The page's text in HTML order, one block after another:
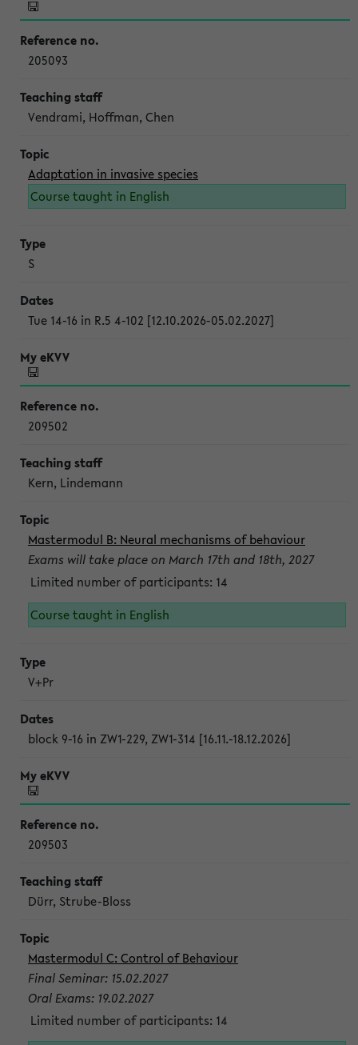
205093
Vendrami, Hoffman, Chen
Adaptation in invasive species
Course taught in English
S
Tue 14-16 in R.5 4-102 [12.10.2026-05.02.2027]
209502
Kern, Lindemann
Mastermodul B: Neural mechanisms of behaviour
Exams will take place on March 17th and 18th, 2027
Limited number of participants: 14
Course taught in English
V+Pr
block 9-16 in ZW1-229, ZW1-314 [16.11.-18.12.2026]
209503
Dürr, Strube-Bloss
Mastermodul C: Control of Behaviour
Final Seminar: 15.02.2027
Oral Exams: 19.02.2027
Limited number of participants: 14